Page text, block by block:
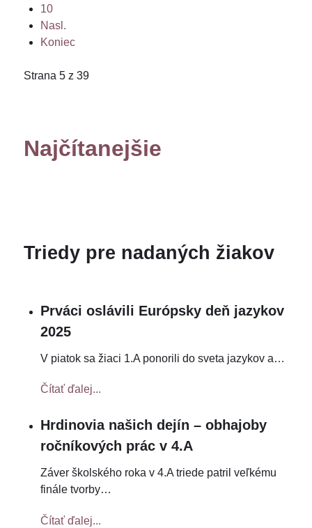
10
Nasl.
Koniec
Strana 5 z 39
Najčítanejšie
Triedy pre nadaných žiakov
Prváci oslávili Európsky deň jazykov
2025
V piatok sa žiaci 1.A ponorili do sveta jazykov a…
Čítať ďalej...
Hrdinovia našich dejín – obhajoby
ročníkových prác v 4.A
Záver školského roka v 4.A triede patril veľkému
finále tvorby…
Čítať ďalej...